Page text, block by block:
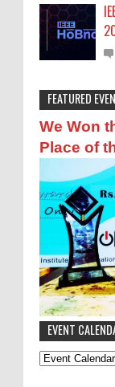
FEATURED
We Won
Place of
EVENT